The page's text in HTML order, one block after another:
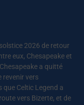
2026 de retour
eux, Chesapeake et
a quitté
revenir vers
que Celtic Legend a
vers Bizerte, et de